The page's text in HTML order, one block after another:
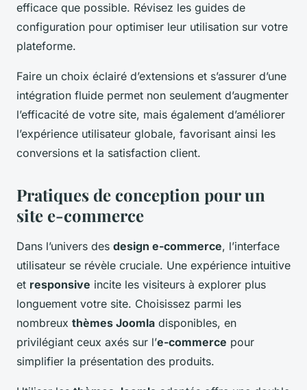
efficace que possible. Révisez les guides de
configuration pour optimiser leur utilisation sur votre
plateforme.
Faire un choix éclairé d’extensions et s’assurer d’une
intégration fluide permet non seulement d’augmenter
l’efficacité de votre site, mais également d’améliorer
l’expérience utilisateur globale, favorisant ainsi les
conversions et la satisfaction client.
Pratiques de conception pour un
site e-commerce
Dans l’univers des design e-commerce, l’interface
utilisateur se révèle cruciale. Une expérience intuitive
et responsive incite les visiteurs à explorer plus
longuement votre site. Choisissez parmi les
nombreux thèmes Joomla disponibles, en
privilégiant ceux axés sur l’e-commerce pour
simplifier la présentation des produits.